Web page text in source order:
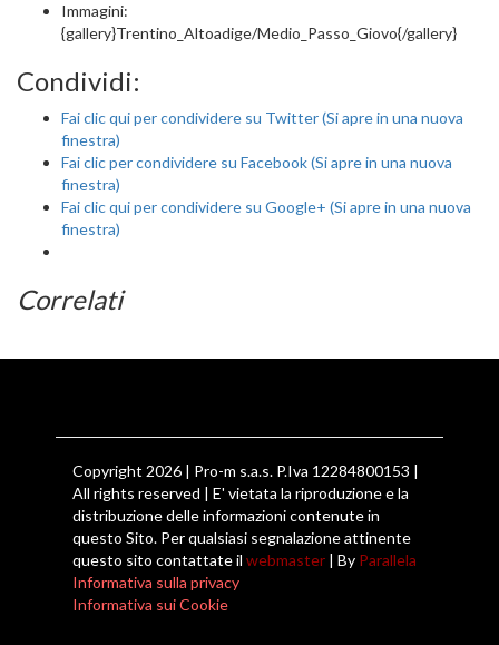
Immagini:
{gallery}Trentino_Altoadige/Medio_Passo_Giovo{/gallery}
Condividi:
Fai clic qui per condividere su Twitter (Si apre in una nuova
finestra)
Fai clic per condividere su Facebook (Si apre in una nuova
finestra)
Fai clic qui per condividere su Google+ (Si apre in una nuova
finestra)
Correlati
Copyright 2026 | Pro-m s.a.s. P.Iva 12284800153 |
All rights reserved | E' vietata la riproduzione e la
distribuzione delle informazioni contenute in
questo Sito. Per qualsiasi segnalazione attinente
questo sito contattate il webmaster | By Parallela
Informativa sulla privacy
Informativa sui Cookie